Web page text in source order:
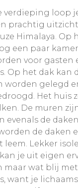
verdieping loop
prachtig uitzicht
Himalaya. Op
een paar
voor gasten
Op het dak kan
worden gelegd
Het huis
De muren
evenals de
de daken
leem. Lekker
je uit eigen
maar wat blij
want je